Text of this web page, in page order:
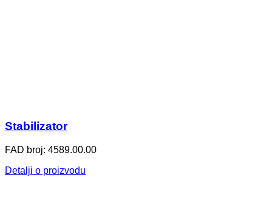
Stabilizator
FAD broj: 4589.00.00
Detalji o proizvodu